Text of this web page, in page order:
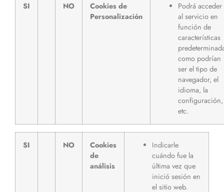
SI NO
Cookies de
Personalización
Podrá acceder
al servicio en
función de
características
como podrían
ser el tipo de
navegador, el
idioma, la
configuración,
etc.
SI NO
Cookies
de
análisis
Indicarle
cuándo fue la
última vez que
inició sesión en
el sitio web.